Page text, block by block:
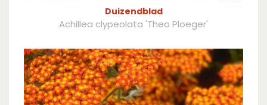
Duizendblad
Achillea clypeolata 'Theo Ploeger'